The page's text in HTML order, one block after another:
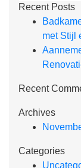
Recent Posts
met Stijl
Recent
Archives
Categories